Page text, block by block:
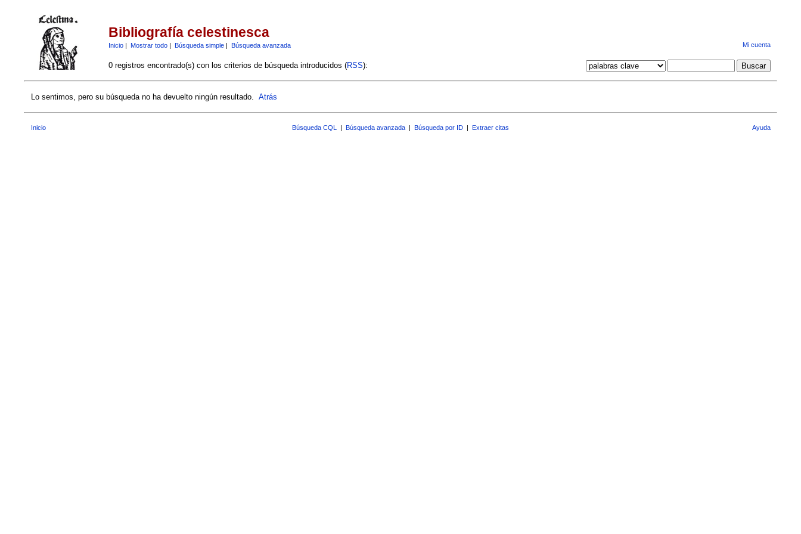
Bibliografía celestinesca
Inicio| Mostrar todo| Búsqueda simple| Búsqueda avanzada Mi cuenta
0 registros encontrado(s) con los criterios de búsqueda introducidos (RSS):
Lo sentimos, pero su búsqueda no ha devuelto ningún resultado. Atrás
Inicio Búsqueda CQL | Búsqueda avanzada | Búsqueda por ID | Extraer citas Ayuda